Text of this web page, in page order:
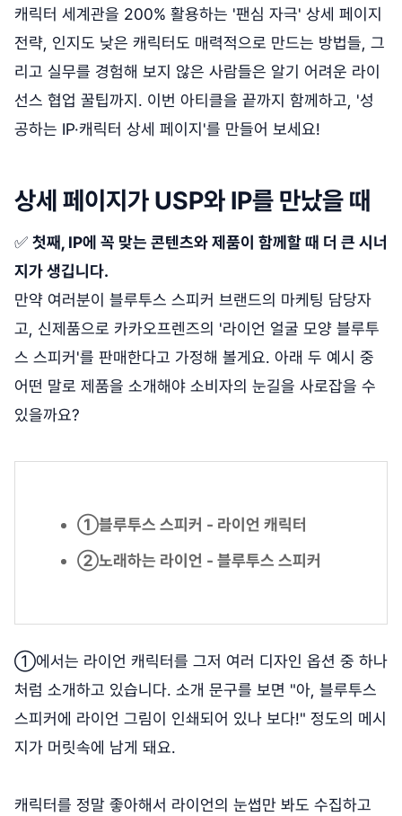
캐릭터 세계관을 200% 활용하는 '팬심 자극' 상세 페이지
전략, 인지도 낮은 캐릭터도 매력적으로 만드는 방법들, 그
리고 실무를 경험해 보지 않은 사람들은 알기 어려운 라이
선스 협업 꿀팁까지. 이번 아티클을 끝까지 함께하고, '성
공하는 IP·캐릭터 상세 페이지'를 만들어 보세요!
상세 페이지가 USP와 IP를 만났을 때
✅ 첫째, IP에 꼭 맞는 콘텐츠와 제품이 함께할 때 더 큰 시너
지가 생깁니다.
만약 여러분이 블루투스 스피커 브랜드의 마케팅 담당자
고, 신제품으로 카카오프렌즈의 '라이언 얼굴 모양 블루투
스 스피커'를 판매한다고 가정해 볼게요. 아래 두 예시 중
어떤 말로 제품을 소개해야 소비자의 눈길을 사로잡을 수
있을까요?
①블루투스 스피커 - 라이언 캐릭터
②노래하는 라이언 - 블루투스 스피커
①에서는 라이언 캐릭터를 그저 여러 디자인 옵션 중 하나
처럼 소개하고 있습니다. 소개 문구를 보면 "아, 블루투스
스피커에 라이언 그림이 인쇄되어 있나 보다!" 정도의 메시
지가 머릿속에 남게 돼요.
캐릭터를 정말 좋아해서 라이언의 눈썹만 봐도 수집하고